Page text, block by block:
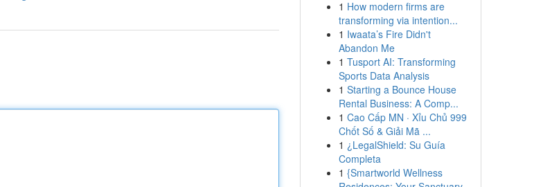
1 How modern firms are
transforming via intention...
1 Iwaata’s Fire Didn't
Abandon Me
1 Tusport AI: Transforming
Sports Data Analysis
1 Starting a Bounce House
Rental Business: A Comp...
1 Cao Cấp MN · Xỉu Chủ 999
Chốt Số & Giải Mã ...
1 ¿LegalShield: Su Guía
Completa
1 {Smartworld Wellness